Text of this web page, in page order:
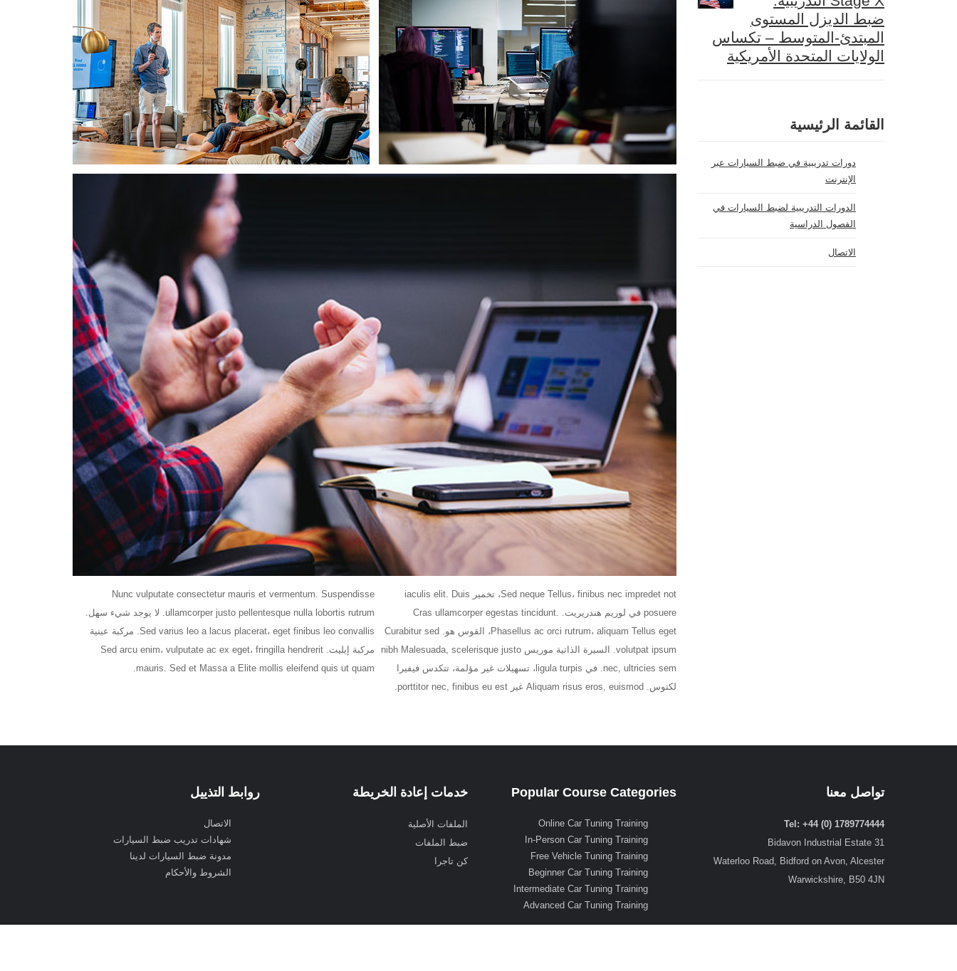
Sed neque Tellus، finibus nec impredet not، تخمير iaculis elit. Duis
posuere في لوريم هندريريت. Cras ullamcorper egestas tincidunt.
Phasellus ac orci rutrum، aliquam Tellus eget، القوس هو. Curabitur sed
volutpat ipsum. السيرة الذاتية موريس nibh Malesuada, scelerisque justo
nec, ultricies sem. في ligula turpis، تسهيلات غير مؤلمة، تتكدس فيفيرا
لكتوس. Aliquam risus eros, euismod غير porttitor nec, finibus eu est.
Nunc vulputate consectetur mauris et vermentum. Suspendisse
ullamcorper justo pellentesque nulla lobortis rutrum. لا يوجد شيء سهل.
Sed varius leo a lacus placerat، eget finibus leo convallis. مركبة عينية
مركبة إيليت. Sed arcu enim، vulputate ac ex eget، fringilla hendrerit
mauris. Sed et Massa a Elite mollis eleifend quis ut quam.
ضبط الديزل المستوى
المبتدئ-المتوسط – تكساس
الولايات المتحدة الأمريكية
القائمة الرئيسية
دورات تدريبية في ضبط السيارات عبر
الإنترنت
الدورات التدريبية لضبط السيارات في
الفصول الدراسية
الاتصال
روابط التذييل
الاتصال
شهادات تدريب ضبط السيارات
مدونة ضبط السيارات لدينا
الشروط والأحكام
خدمات إعادة الخريطة
الملفات الأصلية
ضبط الملفات
كن تاجرا
Popular Course Categories
Online Car Tuning Training
In-Person Car Tuning Training
Free Vehicle Tuning Training
Beginner Car Tuning Training
Intermediate Car Tuning Training
Advanced Car Tuning Training
تواصل معنا
Tel: +44 (0) 1789774444
31 Bidavon Industrial Estate
Waterloo Road, Bidford on Avon, Alcester
Warwickshire, B50 4JN